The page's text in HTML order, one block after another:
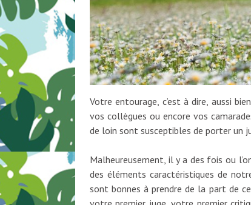
Votre entourage, c’est à dire, aussi
vos collègues ou encore vos
de loin sont susceptibles de porter un
Malheureusement, il y a des fois ou
des éléments caractéristiques de
sont bonnes à prendre de la part de